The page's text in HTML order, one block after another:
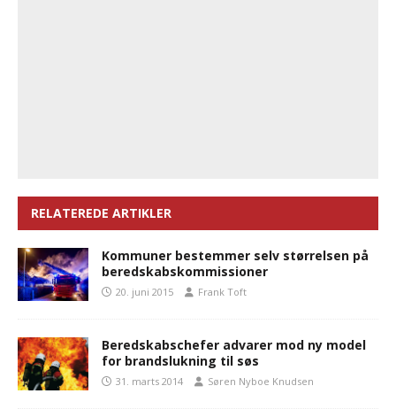
RELATEREDE ARTIKLER
Kommuner bestemmer selv størrelsen på
beredskabskommissioner
20. juni 2015 Frank Toft
Beredskabschefer advarer mod ny model
for brandslukning til søs
31. marts 2014 Søren Nyboe Knudsen